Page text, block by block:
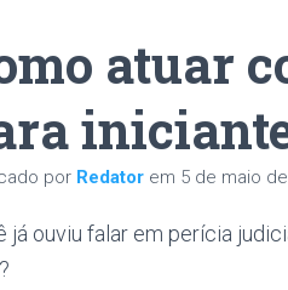
atuar
por Redator em 5 de maio
já ouviu falar em perícia